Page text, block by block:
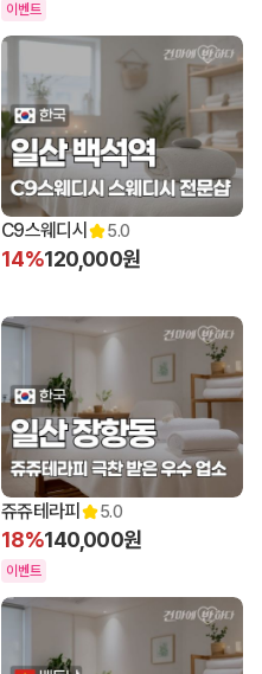
이벤트
C9스웨디시 5.0
14%120,000원
쥬쥬테라피 5.0
18%140,000원
이벤트